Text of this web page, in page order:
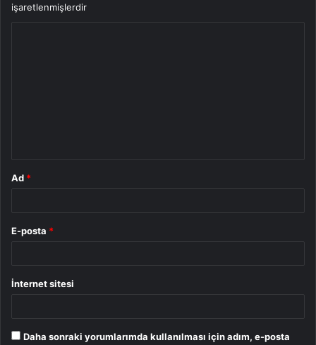
işaretlenmişlerdir
Ad *
E-posta *
İnternet sitesi
Daha sonraki yorumlarımda kullanılması için adım, e-posta